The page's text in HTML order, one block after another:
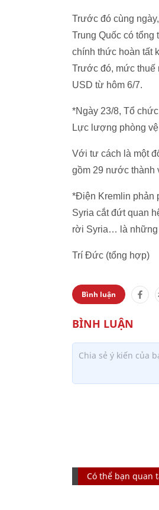
Trước đó cùng
Trung Quốc có
chính thức hoàn tất
Trước đó, mức thuế
USD từ hôm 6/7.
*Ngày 23/8, Tổ
Lực lượng phòng
Với tư cách là một
gồm 29 nước thành
*Điện Kremlin phản
Syria cắt đứt quan
rời Syria… là những
Trí Đức (tổng hợp)
Bình luận
Có thể bạn quan